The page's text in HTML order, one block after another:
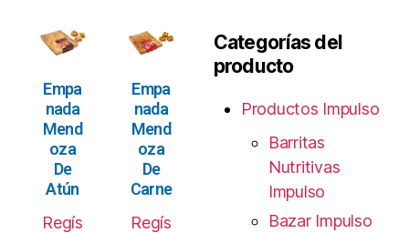
Empa
nada
Mend
oza
De
Atún
Regís
Empa
nada
Mend
oza
De
Carne
Regís
Categorías del
producto
Productos Impulso
Barritas
Nutritivas
Impulso
Bazar Impulso